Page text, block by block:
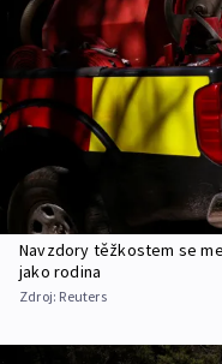
Navzdory těžkostem se
jako rodina
Zdroj: Reuters